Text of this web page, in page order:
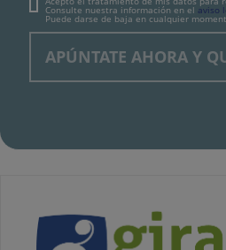
Consulte nuestra información en el aviso
Puede darse de baja en cualquier